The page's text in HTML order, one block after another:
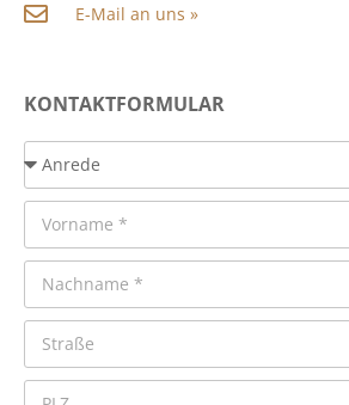
E-Mail an uns »
KONTAKTFORMULAR